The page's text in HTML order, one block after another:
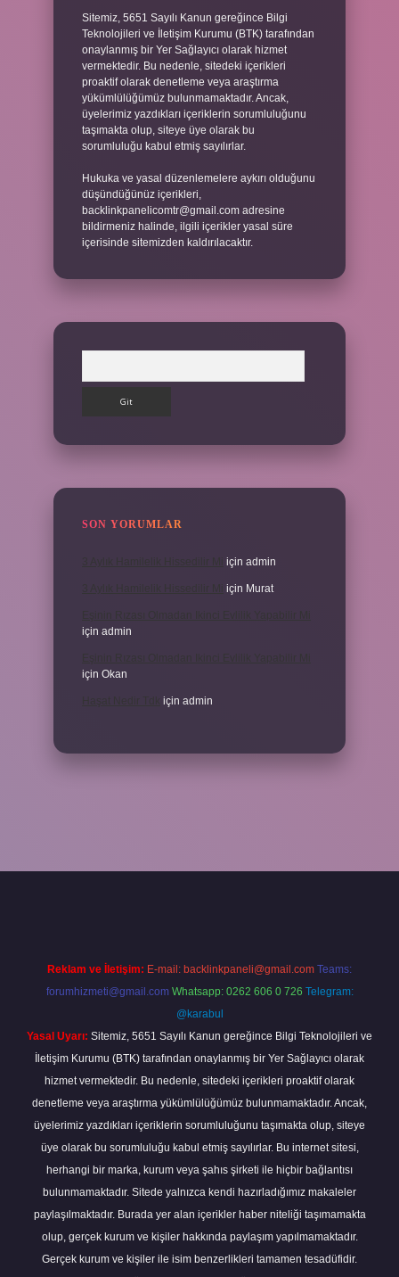
Sitemiz, 5651 Sayılı Kanun gereğince Bilgi
Teknolojileri ve İletişim Kurumu (BTK) tarafından
onaylanmış bir Yer Sağlayıcı olarak hizmet
vermektedir. Bu nedenle, sitedeki içerikleri
proaktif olarak denetleme veya araştırma
yükümlülüğümüz bulunmamaktadır. Ancak,
üyelerimiz yazdıkları içeriklerin sorumluluğunu
taşımakta olup, siteye üye olarak bu
sorumluluğu kabul etmiş sayılırlar.
Hukuka ve yasal düzenlemelere aykırı olduğunu
düşündüğünüz içerikleri,
backlinkpanelicomtr@gmail.com adresine
bildirmeniz halinde, ilgili içerikler yasal süre
içerisinde sitemizden kaldırılacaktır.
SON YORUMLAR
için admin
için Murat
için admin
için Okan
için admin
Reklam ve İletişim: E-mail: backlinkpaneli@gmail.com Teams:
forumhizmeti@gmail.com Whatsapp: 0262 606 0 726 Telegram:
@karabul
Yasal Uyarı: Sitemiz, 5651 Sayılı Kanun gereğince Bilgi Teknolojileri ve
İletişim Kurumu (BTK) tarafından onaylanmış bir Yer Sağlayıcı olarak
hizmet vermektedir. Bu nedenle, sitedeki içerikleri proaktif olarak
denetleme veya araştırma yükümlülüğümüz bulunmamaktadır. Ancak,
üyelerimiz yazdıkları içeriklerin sorumluluğunu taşımakta olup, siteye
üye olarak bu sorumluluğu kabul etmiş sayılırlar. Bu internet sitesi,
herhangi bir marka, kurum veya şahıs şirketi ile hiçbir bağlantısı
bulunmamaktadır. Sitede yalnızca kendi hazırladığımız makaleler
paylaşılmaktadır. Burada yer alan içerikler haber niteliği taşımamakta
olup, gerçek kurum ve kişiler hakkında paylaşım yapılmamaktadır.
Gerçek kurum ve kişiler ile isim benzerlikleri tamamen tesadüfidir.